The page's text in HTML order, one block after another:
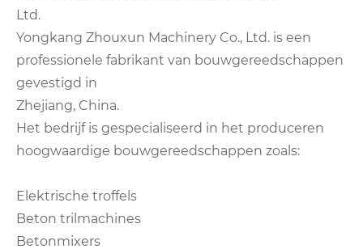
Ltd.
Yongkang Zhouxun Machinery Co., Ltd. is een
professionele fabrikant van bouwgereedschappen
gevestigd in
Zhejiang, China.
Het bedrijf is gespecialiseerd in het produceren
hoogwaardige bouwgereedschappen zoals:
Elektrische troffels
Beton trilmachines
Betonmixers